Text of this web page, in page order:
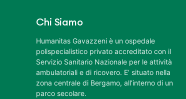
Chi Siamo
Humanitas Gavazzeni è un ospedale
polispecialistico privato accreditato con il
Servizio Sanitario Nazionale per le attività
ambulatoriali e di ricovero. E’ situato nella
zona centrale di Bergamo, all’interno di un
parco secolare.